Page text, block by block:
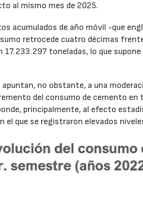
al mismo mes de 2025.
acumulados de año móvil -que
retrocede cuatro décimas
toneladas, lo que
apuntan, no obstante, a una
del consumo de cemento en
principalmente, al efecto
el que se registraron elevados